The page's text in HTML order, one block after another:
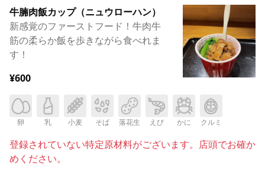
牛腩肉飯カップ（ニュウローハン）
新感覚のファーストフード！牛肉牛
筋の柔らか飯を歩きながら食べれま
す！
¥600
卵 乳 小麦 そば 落花生 えび かに クルミ
登録されていない特定原材料がございます。店頭でお確か
めください。